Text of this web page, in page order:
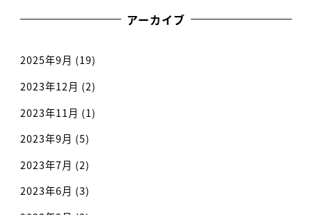
アーカイブ
2025年9月 (19)
2023年12月 (2)
2023年11月 (1)
2023年9月 (5)
2023年7月 (2)
2023年6月 (3)